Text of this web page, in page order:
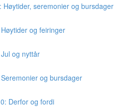
Høytider, seremonier og bursdager
og feiringer
og nyttår
og bursdager
Derfor og fordi